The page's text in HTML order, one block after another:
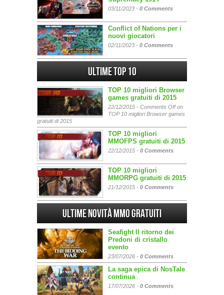
03/11/2023 - 0 Comments
Conflict of Nations per i
nuovi giocatori
02/11/2023 - 0 Comments
Ultime Top 10
TOP 10 migliori Browser
games gratuiti di 2015
22/12/2015 - Comments Offon
TOP 10 migliori Browser games
gratuiti di 2015
TOP 10 migliori
MMOFPS gratuiti di 2015
22/12/2015 - 0 Comments
TOP 10 migliori
MMORPG gratuiti di 2015
21/12/2015 - 0 Comments
Ultime Novità MMO gratuiti
Seafight Il ritorno dei
Predoni di cristallo
evento
23/07/2026 - 0 Comments
La saga epica di NosTale
continua
17/07/2026 - 0 Comments